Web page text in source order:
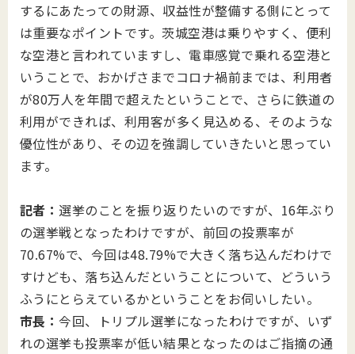
するにあたっての財源、収益性が整備する側にとって
は重要なポイントです。茨城空港は乗りやすく、便利
な空港と言われていますし、電車感覚で乗れる空港と
いうことで、おかげさまでコロナ禍前までは、利用者
が80万人を年間で超えたということで、さらに鉄道の
利用ができれば、利用客が多く見込める、そのような
優位性があり、その辺を強調していきたいと思ってい
ます。
記者： 選挙のことを振り返りたいのですが、16年ぶり
の選挙戦となったわけですが、前回の投票率が
70.67%で、今回は48.79%で大きく落ち込んだわけで
すけども、落ち込んだということについて、どういう
ふうにとらえているかということをお伺いしたい。
市長：今回、トリプル選挙になったわけですが、いず
れの選挙も投票率が低い結果となったのはご指摘の通